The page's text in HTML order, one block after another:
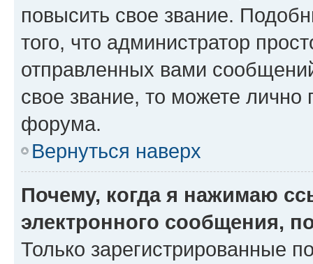
повысить свое звание.
того, что администратор
отправленных вами
свое звание, то можете лично
форума.
Вернуться наверх
Почему, когда я нажимаю
электронного сообщения,
Только зарегистрированные